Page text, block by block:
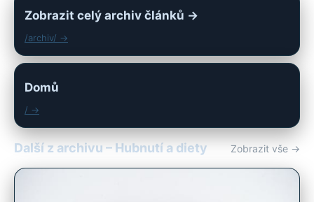
Zobrazit celý archiv článků →
/archiv/ →
Domů
/ →
Další z archivu – Hubnutí a diety Zobrazit vše →